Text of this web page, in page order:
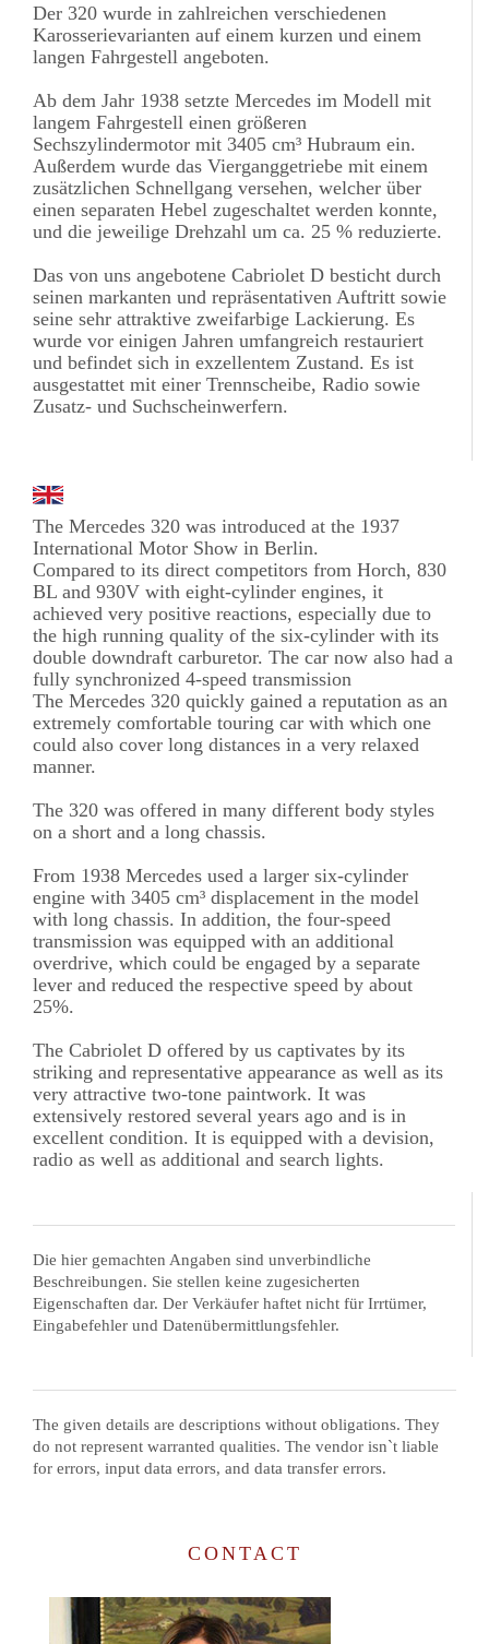
Der 320 wurde in zahlreichen verschiedenen
Karosserievarianten auf einem kurzen und einem
langen Fahrgestell angeboten.
Ab dem Jahr 1938 setzte Mercedes im Modell mit
langem Fahrgestell einen größeren
Sechszylindermotor mit 3405 cm³ Hubraum ein.
Außerdem wurde das Vierganggetriebe mit einem
zusätzlichen Schnellgang versehen, welcher über
einen separaten Hebel zugeschaltet werden konnte,
und die jeweilige Drehzahl um ca. 25 % reduzierte.
Das von uns angebotene Cabriolet D besticht durch
seinen markanten und repräsentativen Auftritt sowie
seine sehr attraktive zweifarbige Lackierung. Es
wurde vor einigen Jahren umfangreich restauriert
und befindet sich in exzellentem Zustand. Es ist
ausgestattet mit einer Trennscheibe, Radio sowie
Zusatz- und Suchscheinwerfern.
The Mercedes 320 was introduced at the 1937
International Motor Show in Berlin.
Compared to its direct competitors from Horch, 830
BL and 930V with eight-cylinder engines, it
achieved very positive reactions, especially due to
the high running quality of the six-cylinder with its
double downdraft carburetor. The car now also had a
fully synchronized 4-speed transmission
The Mercedes 320 quickly gained a reputation as an
extremely comfortable touring car with which one
could also cover long distances in a very relaxed
manner.
The 320 was offered in many different body styles
on a short and a long chassis.
From 1938 Mercedes used a larger six-cylinder
engine with 3405 cm³ displacement in the model
with long chassis. In addition, the four-speed
transmission was equipped with an additional
overdrive, which could be engaged by a separate
lever and reduced the respective speed by about
25%.
The Cabriolet D offered by us captivates by its
striking and representative appearance as well as its
very attractive two-tone paintwork. It was
extensively restored several years ago and is in
excellent condition. It is equipped with a devision,
radio as well as additional and search lights.
Die hier gemachten Angaben sind unverbindliche
Beschreibungen. Sie stellen keine zugesicherten
Eigenschaften dar. Der Verkäufer haftet nicht für Irrtümer,
Eingabefehler und Datenübermittlungsfehler.
The given details are descriptions without obligations. They
do not represent warranted qualities. The vendor isn`t liable
for errors, input data errors, and data transfer errors.
CONTACT